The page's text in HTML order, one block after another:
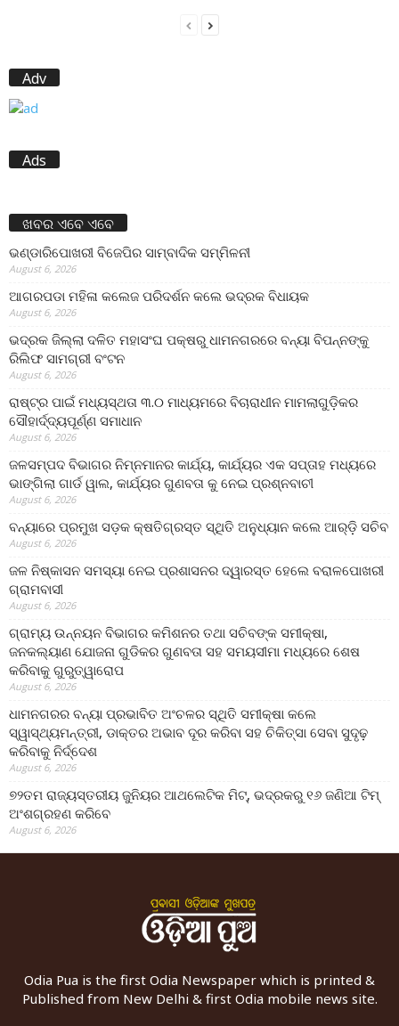
Adv
Ads
ଖବର ଏବେ ଏବେ
ଭଣ୍ଡାରିପୋଖରୀ ବିଜେପିର ସାମ୍ବାଦିକ ସମ୍ମିଳନୀ
August 6, 2026
ଆଗରପଡା ମହିଳା କଲେଜ ପରିଦର୍ଶନ କଲେ ଭଦ୍ରକ ବିଧାୟକ
August 6, 2026
ଭଦ୍ରକ ଜିଲ୍ଲା ଦଳିତ ମହାସଂଘ ପକ୍ଷରୁ ଧାମନଗରରେ ବନ୍ୟା ବିପନ୍ନଙ୍କୁ
ରିଲିଫ ସାମଗ୍ରୀ ବଂଟନ
August 6, 2026
ରାଷ୍ଟ୍ର ପାଇଁ ମଧ୍ୟସ୍ଥତା ୩.୦ ମାଧ୍ୟମରେ ବିଚାରାଧୀନ ମାମଲାଗୁଡ଼ିକର
ସୌହାର୍ଦ୍ଦ୍ୟପୂର୍ଣ୍ଣ ସମାଧାନ
August 6, 2026
ଜଳସମ୍ପଦ ବିଭାଗର ନିମ୍ନମାନର କାର୍ଯ୍ୟ, କାର୍ଯ୍ୟର ଏକ ସପ୍ତାହ ମଧ୍ୟରେ
ଭାଙ୍ଗିଲା ଗାର୍ଡ ୱାଲ, କାର୍ଯ୍ୟର ଗୁଣବତା କୁ ନେଇ ପ୍ରଶ୍ନବାଚୀ
August 6, 2026
ବନ୍ୟାରେ ପ୍ରମୁଖ ସଡ଼କ କ୍ଷତିଗ୍ରସ୍ତ ସ୍ଥିତି ଅନୁଧ୍ୟାନ କଲେ ଆର୍‌ଡ଼ି ସଚିବ
August 6, 2026
ଜଳ ନିଷ୍କାସନ ସମସ୍ୟା ନେଇ ପ୍ରଶାସନର ଦ୍ୱାରସ୍ତ ହେଲେ ବରାଳପୋଖରୀ
ଗ୍ରାମବାସୀ
August 6, 2026
ଗ୍ରାମ୍ୟ ଉନ୍ନୟନ ବିଭାଗର କମିଶନର ତଥା ସଚିବଙ୍କ ସମୀକ୍ଷା,
ଜନକଲ୍ୟାଣ ଯୋଜନା ଗୁଡିକର ଗୁଣବତା ସହ ସମୟସୀମା ମଧ୍ୟରେ ଶେଷ
କରିବାକୁ ଗୁରୁତ୍ୱାରୋପ
August 6, 2026
ଧାମନଗରର ବନ୍ୟା ପ୍ରଭାବିତ ଅଂଚଳର ସ୍ଥିତି ସମୀକ୍ଷା କଲେ
ସ୍ୱାସ୍ଥ୍ୟମନ୍ତ୍ରୀ, ଡାକ୍ତର ଅଭାବ ଦୂର କରିବା ସହ ଚିକିତ୍ସା ସେବା ସୁଦୃଢ଼
କରିବାକୁ ନିର୍ଦ୍ଦେଶ
August 6, 2026
୭୨ତମ ରାଜ୍ୟସ୍ତରୀୟ ଜୁନିୟର ଆଥଲେଟିକ ମିଟ୍‌, ଭଦ୍ରକରୁ ୧୬ ଜଣିଆ ଟିମ୍
ଅଂଶଗ୍ରହଣ କରିବେ
August 6, 2026
Odia Pua is the first Odia Newspaper which is printed &
Published from New Delhi & first Odia mobile news site.